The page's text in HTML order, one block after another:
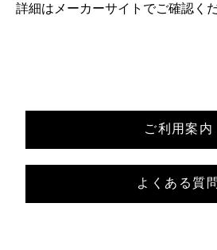
詳細はメーカーサイトでご確認くだ
ご利用案内
よくある質問